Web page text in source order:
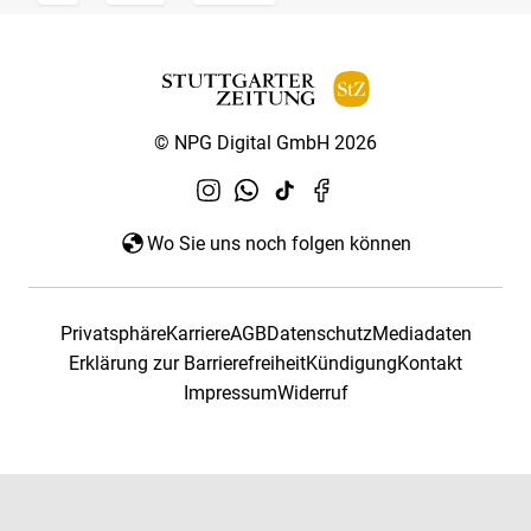
© NPG Digital GmbH 2026
Wo Sie uns noch folgen können
PrivatsphäreKarriereAGBDatenschutzMediadaten
Erklärung zur BarrierefreiheitKündigungKontakt
ImpressumWiderruf